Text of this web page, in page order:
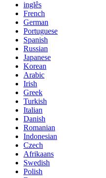
inglês
French
German
Portuguese
Spanish
Russian
Japanese
Korean
Arabic
Irish
Greek
Turkish
Italian
Danish
Romanian
Indonesian
Czech
Afrikaans
Swedish
Polish